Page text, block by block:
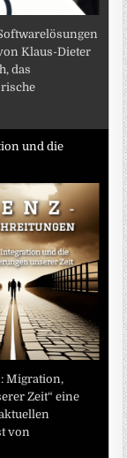
Klaus-Dieter
das
und die
Migration,
Zeit“ eine
von